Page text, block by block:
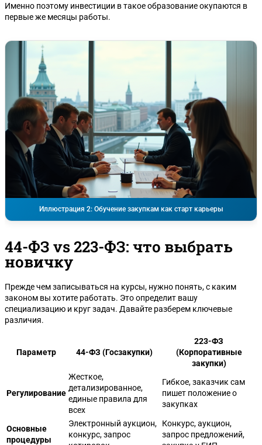
Именно поэтому инвестиции в такое образование окупаются в
первые же месяцы работы.
Иллюстрация 2: Обучение закупкам как старт карьеры
44-ФЗ vs 223-ФЗ: что выбрать
новичку
Прежде чем записываться на курсы, нужно понять, с каким
законом вы хотите работать. Это определит вашу
специализацию и круг задач. Давайте разберем ключевые
различия.
Параметр 44-ФЗ (Госзакупки)
223-ФЗ
(Корпоративные
закупки)
Регулирование
Жесткое,
детализированное,
единые правила для
всех
Гибкое, заказчик сам
пишет положение о
закупках
Основные
процедуры
Электронный аукцион,
конкурс, запрос
Конкурс, аукцион,
запрос предложений,